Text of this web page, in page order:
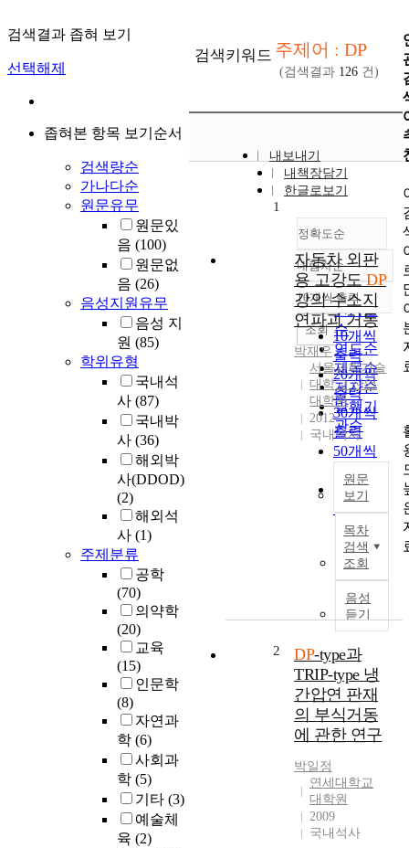
검색결과 좁혀 보기
선택해제
좁혀본 항목 보기순서
검색량순
가나다순
원문유무
원문있
음 (100)
원문없
음 (26)
음성지원유무
음성 지
원 (85)
학위유형
국내석
사 (87)
국내박
사 (36)
해외박
사(DDOD)
(2)
해외석
사 (1)
주제분류
공학
(70)
의약학
(20)
교육
(15)
인문학
(8)
자연과
학 (6)
사회과
학 (5)
기타 (3)
예술체
육 (2)
검색키워드 주제어 : DP
(검색결과 126 건)
내보내기
내책장담기
한글로보기
정확도순
정확도
순
인기도
순
연도순
제목순
저자순
발행기
관순
내림차순
내림차순
10개씩 출력
10개씩
출력
20개씩
출력
30개씩
출력
50개씩
출력
100개씩
출력
조회
1
자동차 외판
용 고강도 DP
강의 수소지
연파괴 거동
박재우
서울과학기술
대학교 산업
대학원
2012
국내석사
원문
보기
목차
검색
조회
음성
듣기
2 DP-type과
TRIP-type 냉
간압연 판재
의 부식거동
에 관한 연구
박일정
연세대학교
대학원
2009
국내석사